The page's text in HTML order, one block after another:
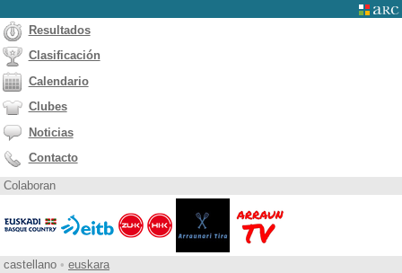
Resultados
Clasificación
Calendario
Clubes
Noticias
Contacto
Colaboran
castellano • euskara